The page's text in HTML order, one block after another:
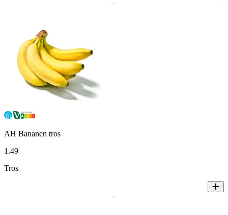
AH Bananen tros
1 .49
Tros